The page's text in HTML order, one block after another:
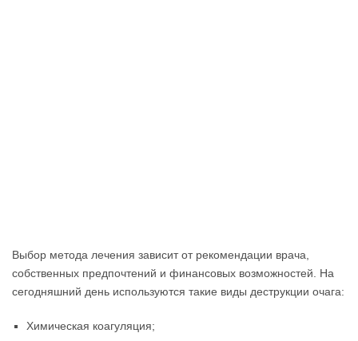
Выбор метода лечения зависит от рекомендации врача,
собственных предпочтений и финансовых возможностей. На
сегодняшний день используются такие виды деструкции очага:
Химическая коагуляция;